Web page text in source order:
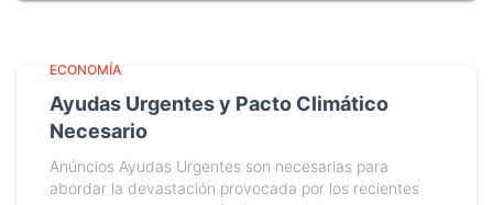
ECONOMÍA
Ayudas Urgentes y Pacto Climático
Necesario
Anúncios Ayudas Urgentes son necesarias para
abordar la devastación provocada por los recientes